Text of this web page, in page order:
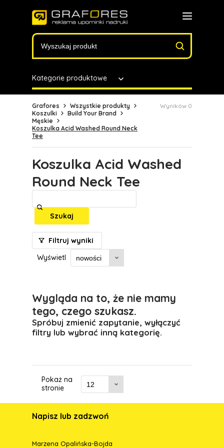
Kategorie produktowe
Grafores
Wszystkie produkty
Koszulki
Build Your Brand
Męskie
Koszulka Acid Washed Round Neck
Tee
Wyników 0
Koszulka Acid Washed
Round Neck Tee
Szukaj
Filtruj wyniki
Wyświetl
Wygląda na to, że nie mamy
tego, czego szukasz.
Spróbuj zmienić zapytanie, wyłączyć
filtry lub wybrać inną kategorię.
Pokaż na
stronie
Napisz lub zadzwoń
Marzena Opalińska-Bojda